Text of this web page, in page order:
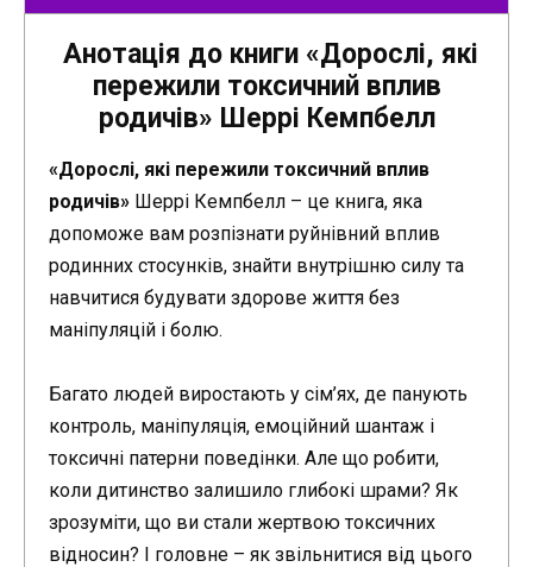
Анотація до книги «Дорослі, які
пережили токсичний вплив
родичів» Шеррі Кемпбелл
«Дорослі, які пережили токсичний вплив
родичів» Шеррі Кемпбелл – це книга, яка
допоможе вам розпізнати руйнівний вплив
родинних стосунків, знайти внутрішню силу та
навчитися будувати здорове життя без
маніпуляцій і болю.
Багато людей виростають у сім’ях, де панують
контроль, маніпуляція, емоційний шантаж і
токсичні патерни поведінки. Але що робити,
коли дитинство залишило глибокі шрами? Як
зрозуміти, що ви стали жертвою токсичних
відносин? І головне – як звільнитися від цього